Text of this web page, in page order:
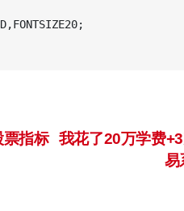
我花了20万学费
易
指标